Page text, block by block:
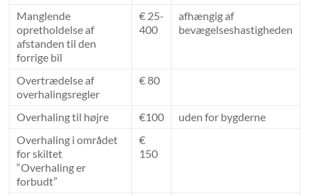
Manglende
opretholdelse af
afstanden til den
forrige bil
€ 25-
400
afhængig af
bevægelseshastigheden
Overtrædelse af
overhalingsregler
€ 80
Overhaling til højre €100
uden for bygderne
Overhaling i området
for skiltet
“Overhaling er
forbudt”
€
150